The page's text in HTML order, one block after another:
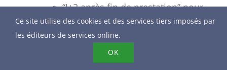
“J+2 après fin de prestation” pour
les services à visite unique, etc.
Ces délais sont à ajuster selon
les retours, mais ils sont
Ce site utilise des cookies et des services tiers imposés par
les éditeurs de services online.
OK